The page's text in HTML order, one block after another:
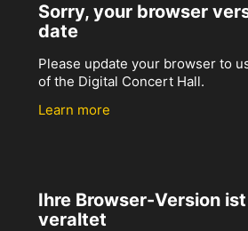
Sorry, your browser
date
Please update your browser to
of the Digital Concert Hall.
Learn more
Ihre Browser-Version
veraltet